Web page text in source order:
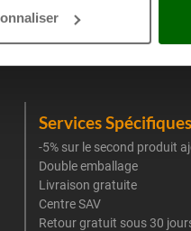
Services
-5% sur le second produit
Double emballage
Livraison gratuite
Centre SAV
Retour gratuit sous 30